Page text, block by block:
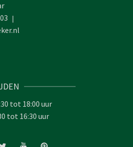
|
tot 18:00 uur
tot 16:30 uur